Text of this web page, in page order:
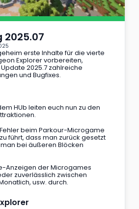
2025.07
erste Inhalte für die vierte
Explorer vorbereiten,
2025.7 zahlreiche
und Bugfixes.
HUb leiten euch nun zu den
beim Parkour-Microgame
führt, dass man zurück gesetzt
bei äußeren Blöcken
Anzeigen der Microgames
zuverlässlich zwischen
usw. durch.